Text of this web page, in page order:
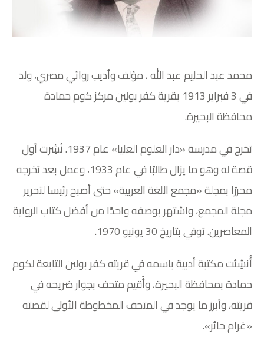
محمد عبد الحليم عبد الله ، مؤلف وأديب روائي مصري، ولد
في 3 فبراير 1913 بقرية كفر بولين مركز كوم حمادة
محافظة البحيرة.
تخرج في مدرسة «دار العلوم العليا» عام 1937. نُشِرت أول
قصة له وهو ما يزال طالبًا في عام 1933، وعمل بعد تخرجه
محررًا بمجلة «مجمع اللغة العربية» حتى أصبح رئيسا لتحرير
مجلة المجمع، واشتهر بوصفه واحدًا من أفضل كتاب الرواية
المعاصرين. توفي بتاريخ 30 يونيو 1970.
أُنشِئت مكتبة أدبية باسمه في قريته كفر بولين التابعة لكوم
حمادة بمحافظة البحيرة، وأُقيم متحف بجوار ضريحه في
قريته، وأبرز ما يوجد في المتحف المخطوطة الأولى لقصته
«غرام حائر».